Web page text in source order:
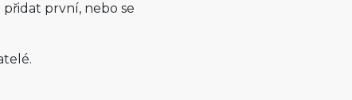
první, nebo se